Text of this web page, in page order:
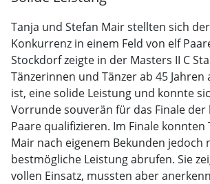
Tanja und Stefan Mair stellten sich
Konkurrenz in einem Feld von elf
Stockdorf zeigte in der Masters II C
Tänzerinnen und Tänzer ab 45 Jahren
ist, eine solide Leistung und konnte
Vorrunde souverän für das Finale der
Paare qualifizieren. Im Finale konnten
Mair nach eigenem Bekunden jedoch
bestmögliche Leistung abrufen. Sie
vollen Einsatz, mussten aber